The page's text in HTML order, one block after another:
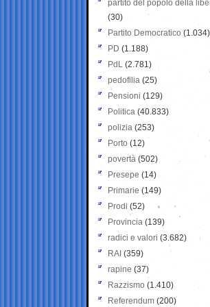
partito del popolo della
(30)
Partito Democratico (1.034)
PD (1.188)
PdL (2.781)
pedofilia (25)
Pensioni (129)
Politica (40.833)
polizia (253)
Porto (12)
povertà (502)
Presepe (14)
Primarie (149)
Prodi (52)
Provincia (139)
radici e valori (3.682)
RAI (359)
rapine (37)
Razzismo (1.410)
Referendum (200)